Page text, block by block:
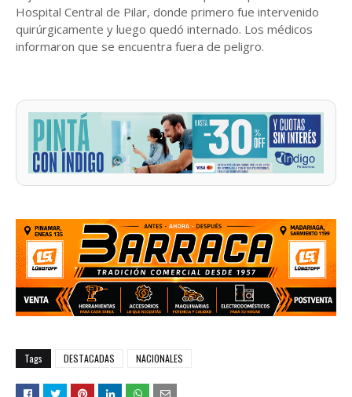
Hospital Central de Pilar, donde primero fue intervenido
quirúrgicamente y luego quedó internado. Los médicos
informaron que se encuentra fuera de peligro.
Tags DESTACADAS NACIONALES